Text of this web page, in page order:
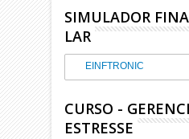
SIMULADOR
LAR
EINFTRONIC
CURSO -
ESTRESSE